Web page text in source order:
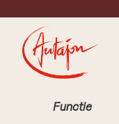
Functie